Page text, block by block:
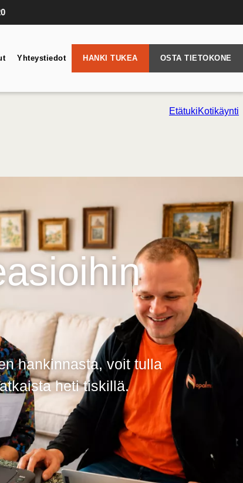
Yhteystiedot HANKI TUKEA OSTA TIETOKONE
EtätukiKotikäynti
hankinnasta, voit tulla
heti tiskillä.